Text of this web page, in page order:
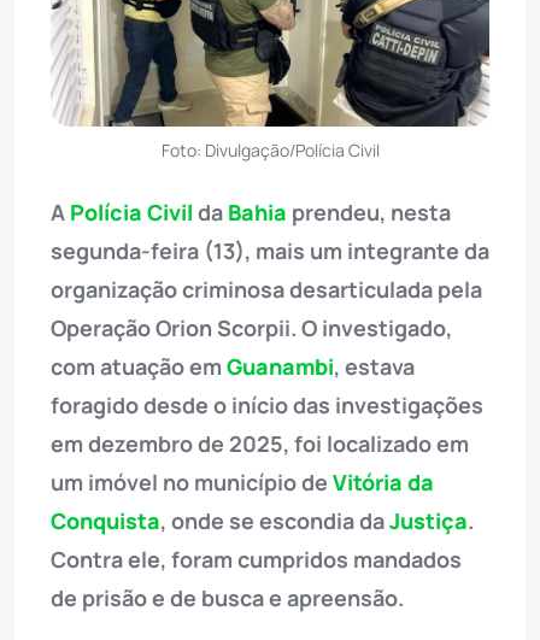
Foto: Divulgação/Polícia Civil
A Polícia Civil da Bahia prendeu, nesta
segunda-feira (13), mais um integrante da
organização criminosa desarticulada pela
Operação Orion Scorpii. O investigado,
com atuação em Guanambi, estava
foragido desde o início das investigações
em dezembro de 2025, foi localizado em
um imóvel no município de Vitória da
Conquista, onde se escondia daJustiça.
Contra ele, foram cumpridos mandados
de prisão e de busca e apreensão.